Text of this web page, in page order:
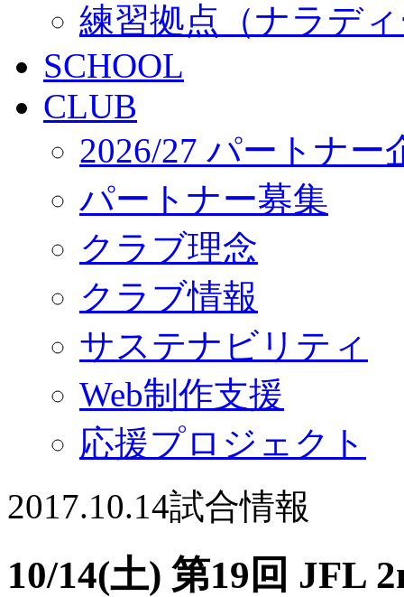
練習拠点（ナラデ
SCHOOL
CLUB
2026/27 パートナー
パートナー募集
クラブ理念
クラブ情報
サステナビリティ
Web制作支援
応援プロジェクト
2017.10.14試合情報
10/14(土) 第19回 JFL